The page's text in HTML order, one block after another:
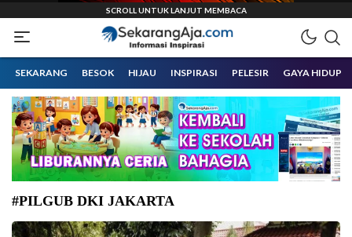
Sekarangaja
Informasi Inspirasi Malang Raya
SEKARANG BESOK HIJAU INSPIRASI PELESIR GAYA HIDUP
#PILGUB DKI JAKARTA
Paslon Gubernur DKI Jakarta Nomor Urut 3, Pramono Anung-Rano